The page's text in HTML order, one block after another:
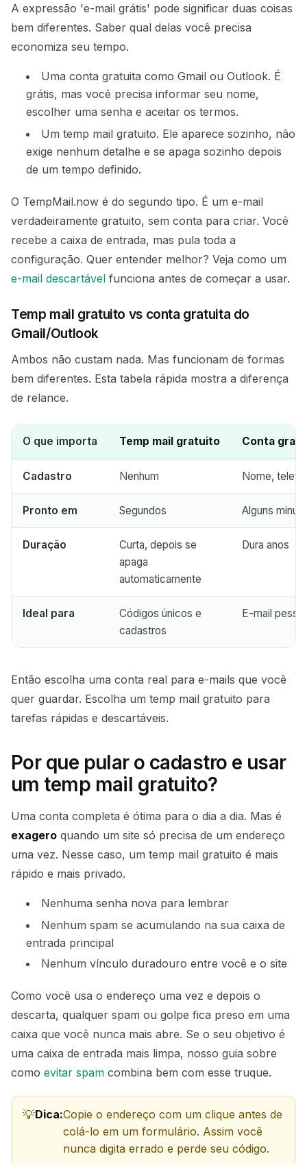
Atualizar
Próxima atualização em segundos
REMETENTE ASSUNTO
Aguardando e-mails recebidos...
Atualizar
A expressão 'e-mail grátis' pode significar duas coisas
bem diferentes. Saber qual delas você precisa
economiza seu tempo.
Uma conta gratuita como Gmail ou Outlook. É
grátis, mas você precisa informar seu nome,
escolher uma senha e aceitar os termos.
Um temp mail gratuito. Ele aparece sozinho, não
exige nenhum detalhe e se apaga sozinho depois
de um tempo definido.
O TempMail.now é do segundo tipo. É um e-mail
verdadeiramente gratuito, sem conta para criar. Você
recebe a caixa de entrada, mas pula toda a
configuração. Quer entender melhor? Veja como um
e-mail descartável funciona antes de começar a usar.
Temp mail gratuito vs conta gratuita do
Gmail/Outlook
Ambos não custam nada. Mas funcionam de formas
bem diferentes. Esta tabela rápida mostra a diferença
de relance.
O que importa Temp mail gratuito Conta
Cadastro Nenhum Nome,
Pronto em Segundos Alguns
Duração
Curta, depois se
apaga
automaticamente
Dura anos
Ideal para
Códigos únicos e
cadastros
E-mail
Então escolha uma conta real para e-mails que você
quer guardar. Escolha um temp mail gratuito para
tarefas rápidas e descartáveis.
Por que pular o cadastro e usar
um temp mail gratuito?
Uma conta completa é ótima para o dia a dia. Mas é
exagero quando um site só precisa de um endereço
uma vez. Nesse caso, um temp mail gratuito é mais
rápido e mais privado.
Nenhuma senha nova para lembrar
Nenhum spam se acumulando na sua caixa de
entrada principal
Nenhum vínculo duradouro entre você e o site
Como você usa o endereço uma vez e depois o
descarta, qualquer spam ou golpe fica preso em uma
caixa que você nunca mais abre. Se o seu objetivo é
uma caixa de entrada mais limpa, nosso guia sobre
como evitar spam combina bem com esse truque.
Dica:Copie o endereço com um clique antes de
colá-lo em um formulário. Assim você
nunca digita errado e perde seu código.